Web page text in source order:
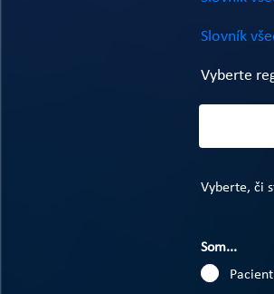
Slovník
Vyberte
Vyberte, či
Som...
Pacient